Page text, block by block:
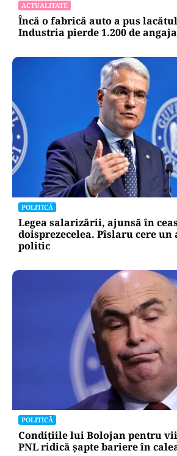
ACTUALITATE
Încă o fabrică auto a pus
Industria pierde 1.200 de
POLITICĂ
Legea salarizării, ajunsă în
doisprezecelea. Pîslaru cere
politic
POLITICĂ
Condițiile lui Bolojan pentru
PNL ridică șapte bariere în